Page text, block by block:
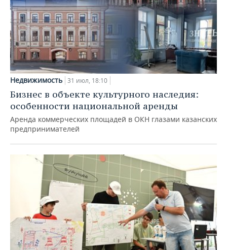
Недвижимость 31 июл, 18:10
Бизнес в объекте культурного наследия:
особенности национальной аренды
Аренда коммерческих площадей в ОКН глазами казанских
предпринимателей